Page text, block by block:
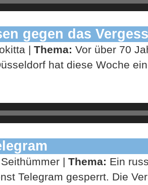
gegen das
| Thema: Vor über 70
hat diese Woche
| Thema: Ein
Telegram gesperrt. Die